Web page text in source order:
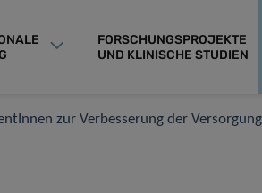
FORSCHUNGSPROJEKTE
UND KLINISCHE STUDIEN
zur Verbesserung der